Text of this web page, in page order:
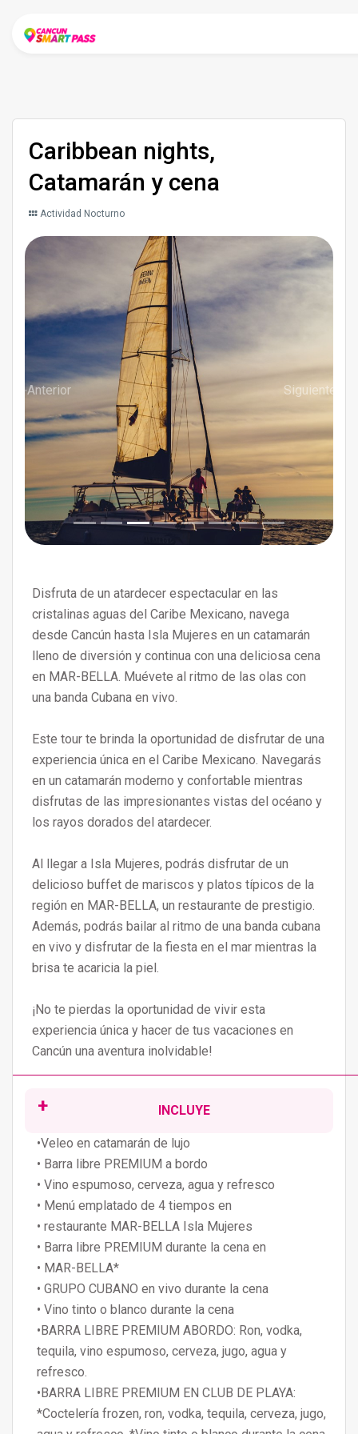
Caribbean nights,
Catamarán y cena
Actividad Nocturno
Anterior Siguiente
Disfruta de un atardecer espectacular en las
cristalinas aguas del Caribe Mexicano, navega
desde Cancún hasta Isla Mujeres en un catamarán
lleno de diversión y continua con una deliciosa cena
en MAR-BELLA. Muévete al ritmo de las olas con
una banda Cubana en vivo.
Este tour te brinda la oportunidad de disfrutar de una
experiencia única en el Caribe Mexicano. Navegarás
en un catamarán moderno y confortable mientras
disfrutas de las impresionantes vistas del océano y
los rayos dorados del atardecer.
Al llegar a Isla Mujeres, podrás disfrutar de un
delicioso buffet de mariscos y platos típicos de la
región en MAR-BELLA, un restaurante de prestigio.
Además, podrás bailar al ritmo de una banda cubana
en vivo y disfrutar de la fiesta en el mar mientras la
brisa te acaricia la piel.
¡No te pierdas la oportunidad de vivir esta
experiencia única y hacer de tus vacaciones en
Cancún una aventura inolvidable!
INCLUYE
•Veleo en catamarán de lujo
• Barra libre PREMIUM a bordo
• Vino espumoso, cerveza, agua y refresco
• Menú emplatado de 4 tiempos en
• restaurante MAR-BELLA Isla Mujeres
• Barra libre PREMIUM durante la cena en
• MAR-BELLA*
• GRUPO CUBANO en vivo durante la cena
• Vino tinto o blanco durante la cena
•BARRA LIBRE PREMIUM ABORDO: Ron, vodka,
tequila, vino espumoso, cerveza, jugo, agua y
refresco.
•BARRA LIBRE PREMIUM EN CLUB DE PLAYA:
*Coctelería frozen, ron, vodka, tequila, cerveza, jugo,